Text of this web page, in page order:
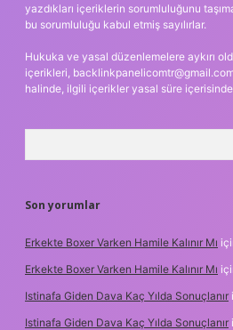
yazdıkları içeriklerin sorumluluğunu
bu sorumluluğu kabul etmiş sayılırlar.
Hukuka ve yasal düzenlemelere aykırı
içerikleri,
halinde, ilgili içerikler yasal süre içerisinde
Son yorumlar
Erkekte Boxer Varken Hamile Kalınır Mı
Erkekte Boxer Varken Hamile Kalınır Mı
Istinafa Giden Dava Kaç Yılda Sonuçlanır
Istinafa Giden Dava Kaç Yılda Sonuçlanır